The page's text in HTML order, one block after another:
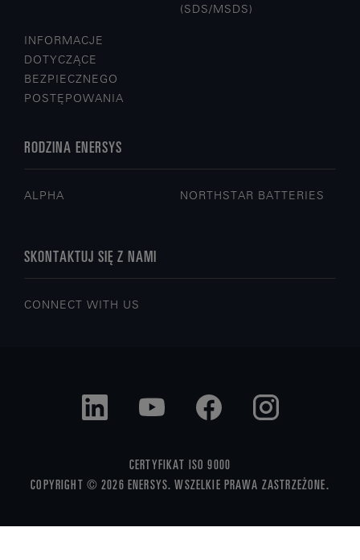
(SDS/MSDS)
INFORMACJE
DOTYCZĄCE
BEZPIECZNEGO
POSTĘPOWANIA
RODZINA ENERSYS
ALPHA NORTHSTAR BATTERIES
SKONTAKTUJ SIĘ Z NAMI
CONNECT WITH US
CERTYFIKAT ISO 9000
COPYRIGHT © 2026 ENERSYS. WSZELKIE PRAWA ZASTRZEŻONE.